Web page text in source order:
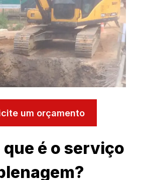
um orçamento
é o serviço